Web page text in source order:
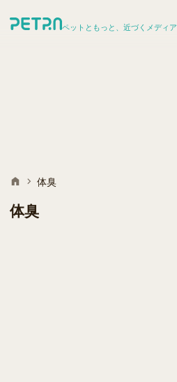
ペットともっと、近づくメディア
体臭
体臭